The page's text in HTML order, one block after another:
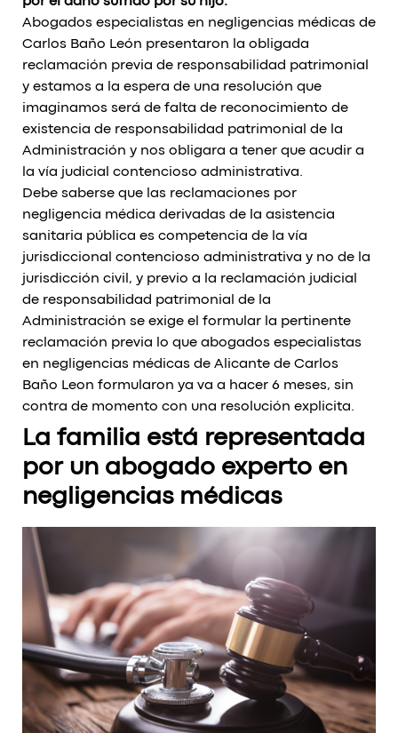
Abogados especialistas en negligencias médicas de
Carlos Baño León presentaron la obligada
reclamación previa de responsabilidad patrimonial
y estamos a la espera de una resolución que
imaginamos será de falta de reconocimiento de
existencia de responsabilidad patrimonial de la
Administración y nos obligara a tener que acudir a
la vía judicial contencioso administrativa.
Debe saberse que las reclamaciones por
negligencia médica derivadas de la asistencia
sanitaria pública es competencia de la vía
jurisdiccional contencioso administrativa y no de la
jurisdicción civil, y previo a la reclamación judicial
de responsabilidad patrimonial de la
Administración se exige el formular la pertinente
reclamación previa lo que abogados especialistas
en negligencias médicas de Alicante de Carlos
Baño Leon formularon ya va a hacer 6 meses, sin
contra de momento con una resolución explicita.
La familia está representada
por un abogado experto en
negligencias médicas